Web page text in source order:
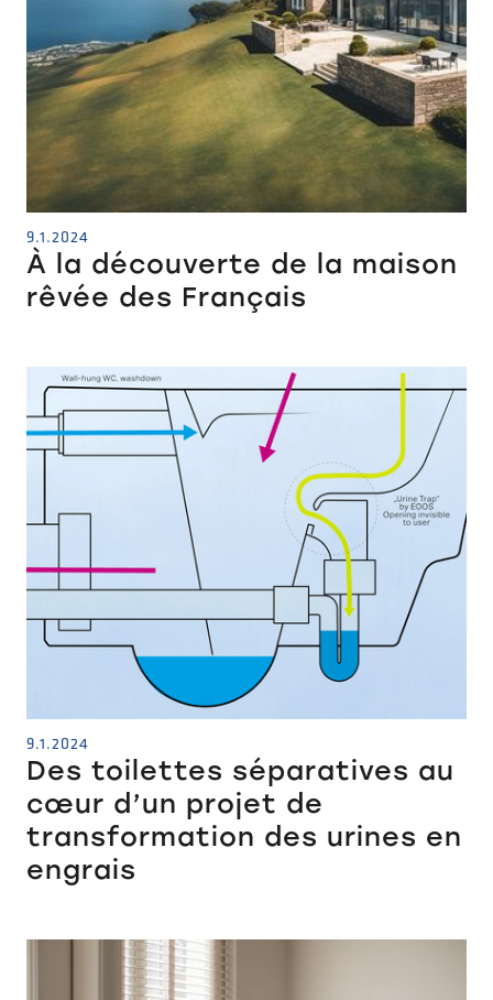
9.1.2024
À la découverte de la maison
rêvée des Français
9.1.2024
Des toilettes séparatives au
cœur d’un projet de
transformation des urines en
engrais